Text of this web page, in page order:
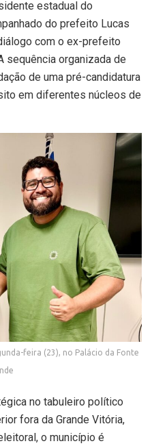
estadual do
do prefeito Lucas
com o ex-prefeito
sequência organizada de
de uma pré-candidatura
em diferentes núcleos de
feira (23), no Palácio da Fonte
no tabuleiro político
fora da Grande Vitória,
o município é